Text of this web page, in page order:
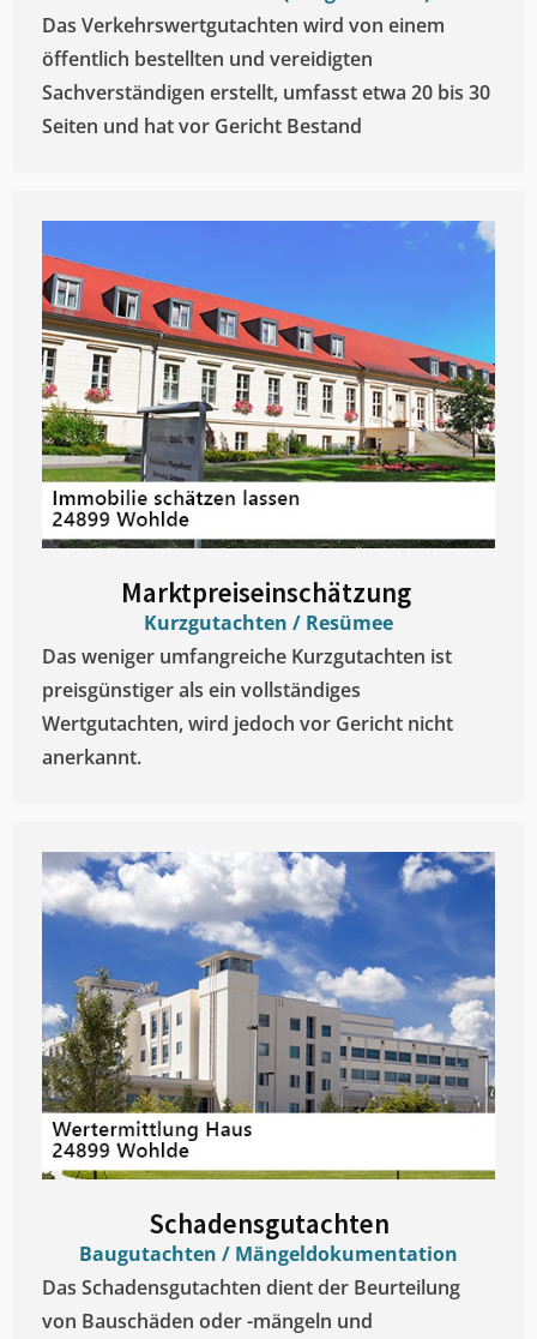
Das Verkehrswertgutachten wird von einem
öffentlich bestellten und vereidigten
Sachverständigen erstellt, umfasst etwa 20 bis 30
Seiten und hat vor Gericht Bestand
Marktpreiseinschätzung ​
Kurzgutachten / Resümee
Das weniger umfangreiche Kurzgutachten ist
preisgünstiger als ein vollständiges
Wertgutachten, wird jedoch vor Gericht nicht
anerkannt.
Schadensgutachten
Baugutachten / Mängeldokumentation
Das Schadensgutachten dient der Beurteilung
von Bauschäden oder -mängeln und